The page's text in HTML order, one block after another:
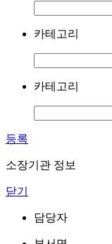
카테고리
카테고리
등록
소장기관 정보
닫기
담당자